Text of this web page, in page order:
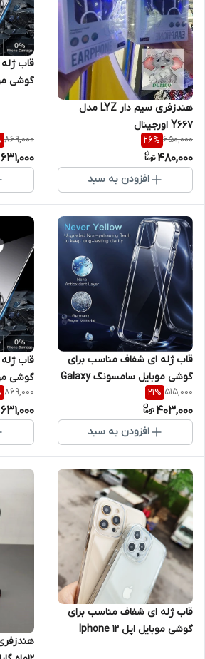
هندزفری سیم دار LYZ مدل
Y667 اورجینال
650,000
26%
480,000
افزودن به سبد
قاب
869,000
631,000
قاب ژله ای شفاف مناسب برای
گوشی موبایل سامسونگ Galaxy
A04
515,000
21%
403,000
افزودن به سبد
قاب
A53 5G
869,000
631,000
قاب ژله ای شفاف مناسب برای
گوشی موبایل اپل Iphone 12